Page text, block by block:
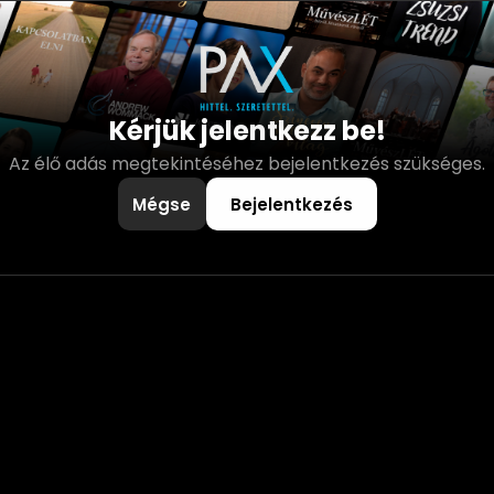
Kérjük jelentkezz be!
Az élő adás megtekintéséhez bejelentkezés szükséges.
Mégse Bejelentkezés